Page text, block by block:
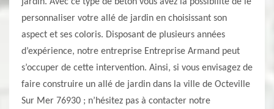
personnaliser votre allé de jardin en choisissant son
aspect et ses coloris. Disposant de plusieurs années
d’expérience, notre entreprise Entreprise Armand peut
s’occuper de cette intervention. Ainsi, si vous envisagez de
faire construire un allé de jardin dans la ville de Octeville
Sur Mer 76930 ; n’hésitez pas à contacter notre